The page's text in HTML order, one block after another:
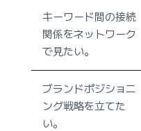
キーワード間の接続
関係をネットワーク
で見たい。
ブランドポジショニ
ング戦略を立てた
い。